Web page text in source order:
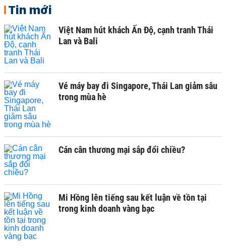
Tin mới
Việt Nam hút khách Ấn Độ, cạnh tranh Thái
Lan và Bali
Vé máy bay đi Singapore, Thái Lan giảm sâu
trong mùa hè
Cán cân thương mại sắp đổi chiều?
Mi Hồng lên tiếng sau kết luận về tồn tại
trong kinh doanh vàng bạc